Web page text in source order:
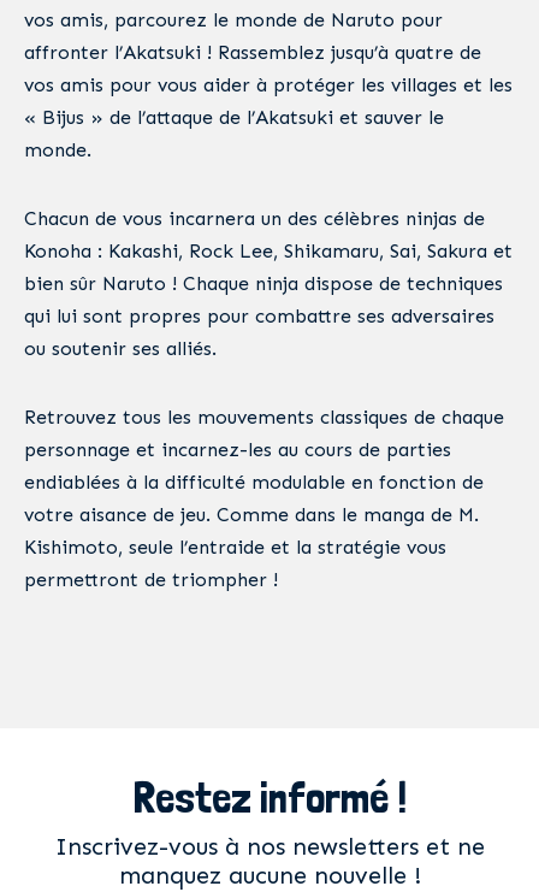
vos amis, parcourez le monde de Naruto pour
affronter l’Akatsuki ! Rassemblez jusqu’à quatre de
vos amis pour vous aider à protéger les villages et les
« Bijus » de l’attaque de l’Akatsuki et sauver le
monde.
Chacun de vous incarnera un des célèbres ninjas de
Konoha : Kakashi, Rock Lee, Shikamaru, Sai, Sakura et
bien sûr Naruto ! Chaque ninja dispose de techniques
qui lui sont propres pour combattre ses adversaires
ou soutenir ses alliés.
Retrouvez tous les mouvements classiques de chaque
personnage et incarnez-les au cours de parties
endiablées à la difficulté modulable en fonction de
votre aisance de jeu. Comme dans le manga de M.
Kishimoto, seule l’entraide et la stratégie vous
permettront de triompher !
Restez informé !
Inscrivez-vous à nos newsletters et ne
manquez aucune nouvelle !